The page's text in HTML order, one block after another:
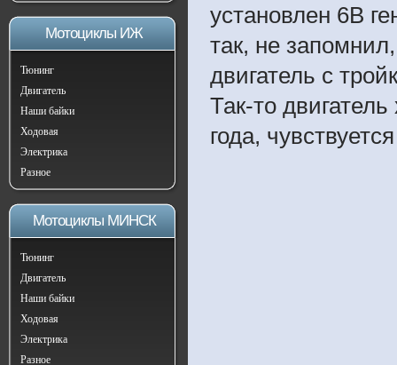
Мотоциклы ИЖ
Тюнинг
Двигатель
Наши байки
Ходовая
Электрика
Разное
Мотоциклы МИНСК
Тюнинг
Двигатель
Наши байки
Ходовая
Электрика
Разное
установлен 6В
так, не
двигатель с
Так-то
года,